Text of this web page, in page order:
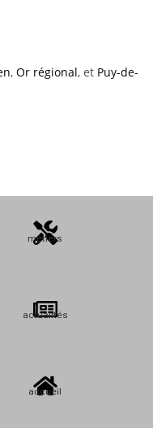
, Or régional, et Puy-de-
métiers
actualités
accueil